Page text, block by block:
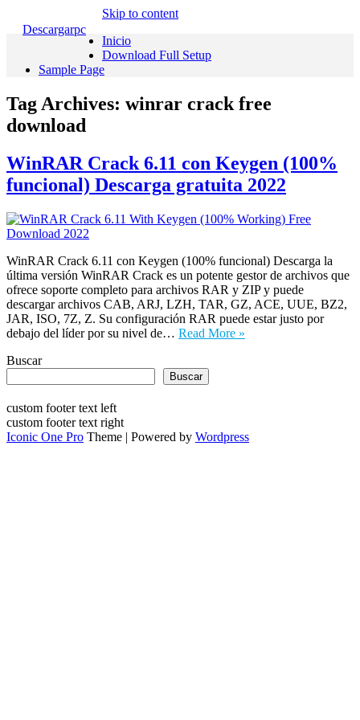
Descargarpc
Skip to content
Inicio
Download Full Setup
Sample Page
Tag Archives: winrar crack free
download
WinRAR Crack 6.11 con Keygen (100%
funcional) Descarga gratuita 2022
WinRAR Crack 6.11 con Keygen (100% funcional) Descarga la
última versión WinRAR Crack es un potente gestor de archivos que
ofrece soporte completo para archivos RAR y ZIP y puede
descargar archivos CAB, ARJ, LZH, TAR, GZ, ACE, UUE, BZ2,
JAR, ISO, 7Z, Z. Su configuración RAR puede estar justo por
debajo del líder por su nivel de… Read More »
Buscar
Buscar
custom footer text left
custom footer text right
Iconic One Pro Theme | Powered by Wordpress